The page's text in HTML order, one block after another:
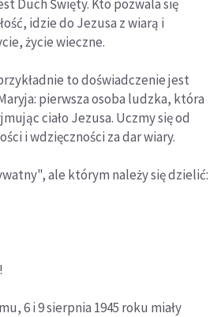
Duch Święty. Kto pozwala się
idzie do Jezusa z wiarą i
życie wieczne.
to doświadczenie jest
pierwsza osoba ludzka, która
ciało Jezusa. Uczmy się od
i wdzięczności za dar wiary.
ale którym należy się dzielić:
6 i 9 sierpnia 1945 roku miały